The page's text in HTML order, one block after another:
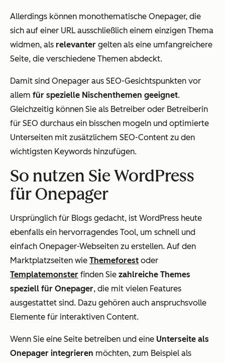
Allerdings können monothematische Onepager, die
sich auf einer URL ausschließlich einem einzigen Thema
widmen, als relevanter gelten als eine umfangreichere
Seite, die verschiedene Themen abdeckt.
Damit sind Onepager aus SEO-Gesichtspunkten vor
allem für spezielle Nischenthemen geeignet.
Gleichzeitig können Sie als Betreiber oder Betreiberin
für SEO durchaus ein bisschen mogeln und optimierte
Unterseiten mit zusätzlichem SEO-Content zu den
wichtigsten Keywords hinzufügen.
So nutzen Sie WordPress
für Onepager
Ursprünglich für Blogs gedacht, ist WordPress heute
ebenfalls ein hervorragendes Tool, um schnell und
einfach Onepager-Webseiten zu erstellen. Auf den
Marktplatzseiten wie Themeforest oder
Templatemonster finden Sie zahlreiche Themes
speziell für Onepager, die mit vielen Features
ausgestattet sind. Dazu gehören auch anspruchsvolle
Elemente für interaktiven Content.
Wenn Sie eine Seite betreiben und eine Unterseite als
Onepager integrieren möchten, zum Beispiel als